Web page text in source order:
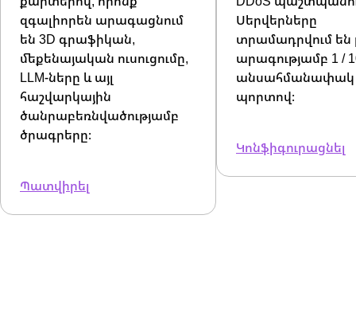
զգալիորեն արագացնում
են 3D գրաֆիկան,
մեքենայական ուսուցումը,
LLM-ները և այլ
հաշվարկային
ծանրաբեռնվածությամբ
ծրագրերը։
Պատվիրել
Սերվերները
տրամադրվում են
արագությամբ 1 /
անսահմանափակ
պորտով։
Կոնֆիգուրացնել